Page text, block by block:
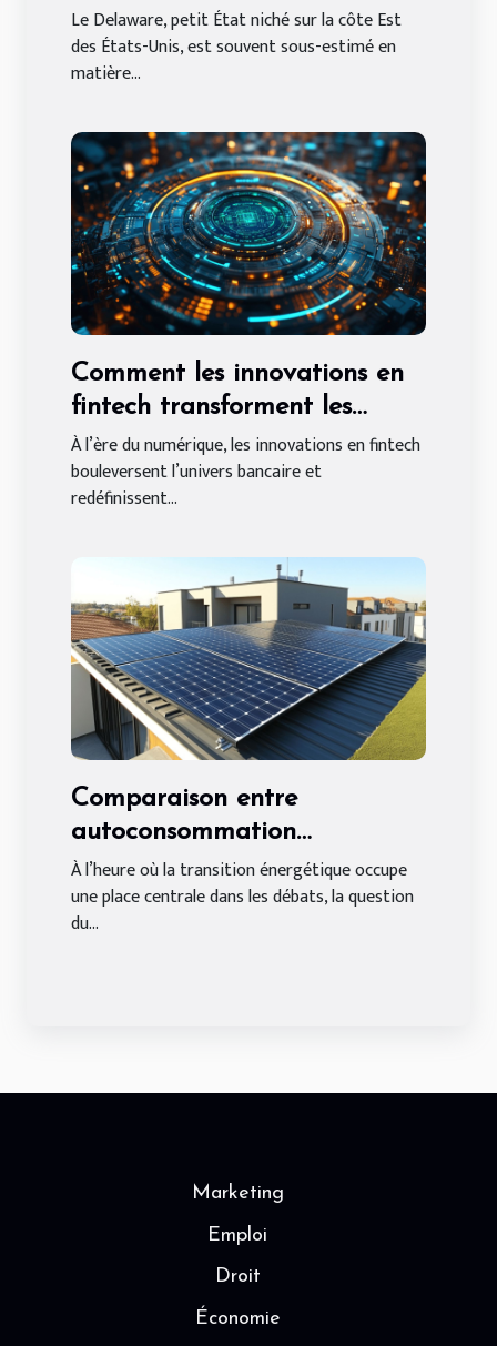
opportunités économiques ?
Le Delaware, petit État niché sur la côte Est
des États-Unis, est souvent sous-estimé en
matière...
Comment les innovations en
fintech transforment les
services bancaires ?
À l’ère du numérique, les innovations en fintech
bouleversent l’univers bancaire et
redéfinissent...
Comparaison entre
autoconsommation
photovoltaïque et fourniture
traditionnelle d'électricité
À l’heure où la transition énergétique occupe
une place centrale dans les débats, la question
du...
Marketing
Emploi
Droit
Économie